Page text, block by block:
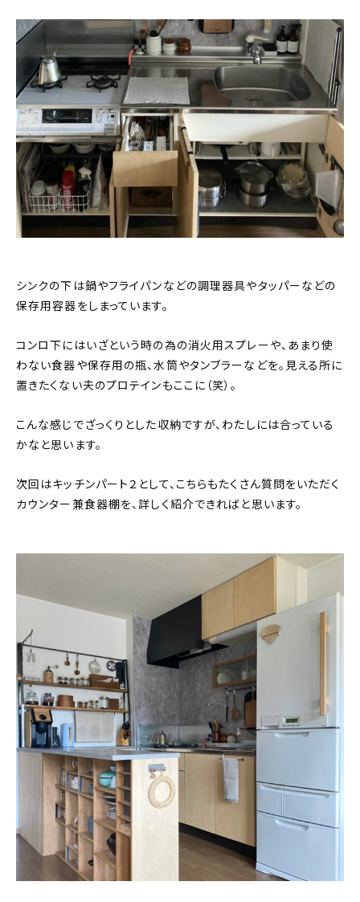
シンクの下は鍋やフライパンなどの調理器具やタッパーなどの
保存用容器をしまっています。
コンロ下にはいざという時の為の消火用スプレーや、あまり使
わない食器や保存用の瓶、水筒やタンブラーなどを。見える所に
置きたくない夫のプロテインもここに（笑）。
こんな感じでざっくりとした収納ですが、わたしには合っている
かなと思います。
次回はキッチンパート２として、こちらもたくさん質問をいただく
カウンター兼食器棚を、詳しく紹介できればと思います。